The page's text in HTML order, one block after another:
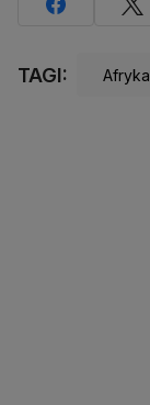
TAGI: Afryka